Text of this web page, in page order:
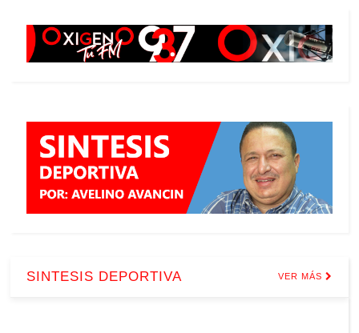
SINTESIS DEPORTIVA VER MÁS